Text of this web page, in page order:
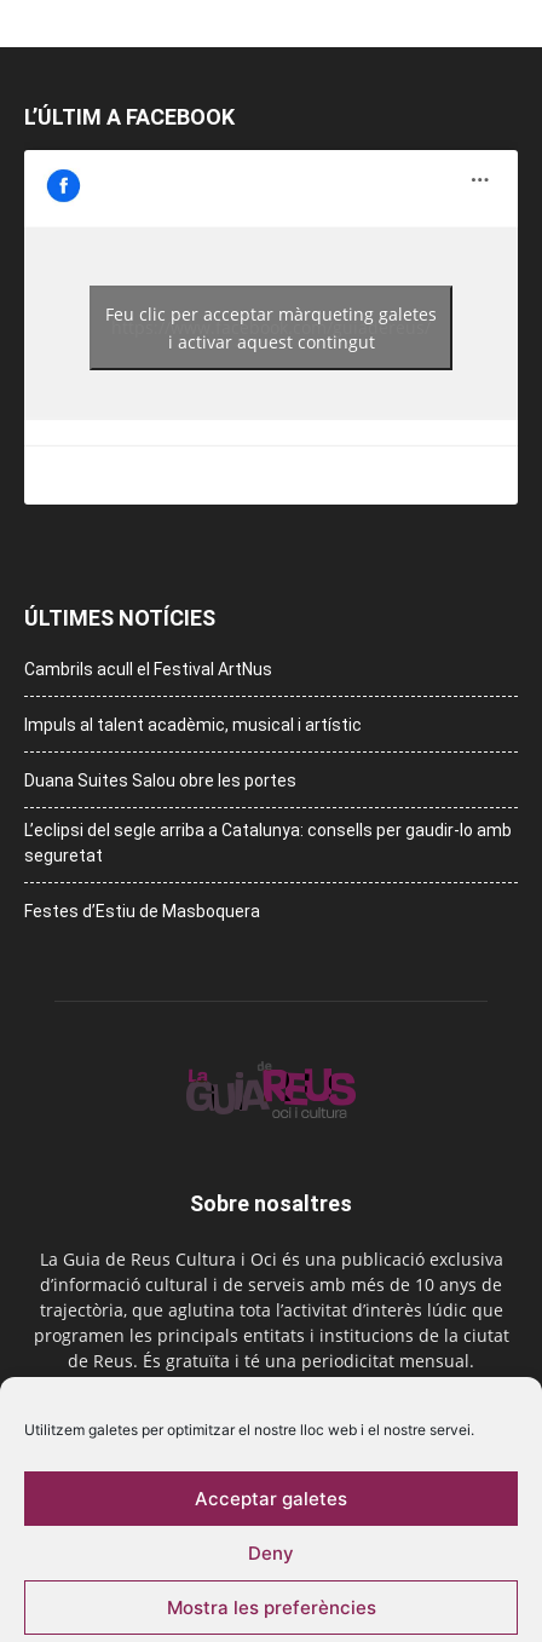
Utilitzem galetes per optimitzar el nostre lloc web i el nostre servei.
Acceptar galetes
Deny
Mostra les preferències
L’ÚLTIM A FACEBOOK
https://www.facebook.com/guiadereus/
Feu clic per acceptar màrqueting galetes
i activar aquest contingut
ÚLTIMES NOTÍCIES
Cambrils acull el Festival ArtNus
Impuls al talent acadèmic, musical i artístic
Duana Suites Salou obre les portes
L’eclipsi del segle arriba a Catalunya: consells per gaudir-lo amb
seguretat
Festes d’Estiu de Masboquera
Sobre nosaltres
La Guia de Reus Cultura i Oci és una publicació exclusiva
d’informació cultural i de serveis amb més de 10 anys de
trajectòria, que aglutina tota l’activitat d’interès lúdic que
programen les principals entitats i institucions de la ciutat
de Reus. És gratuïta i té una periodicitat mensual.
Segueix-nos